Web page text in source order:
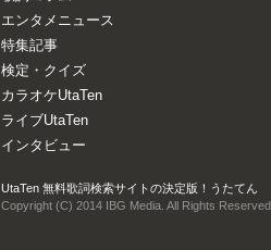
エンタメニュース
特集記事
検定・クイズ
カラオケUtaTen
ライブUtaTen
インタビュー
UtaTen 無料歌詞検索サイトの決定版！うたてん
Copyright (C) 2014 IBG Media. All Rights Reserved.